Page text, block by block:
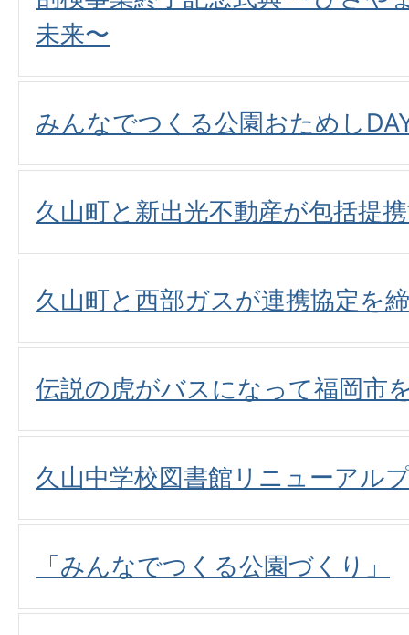
未来〜
みんなでつくる公園おためし
久山町と新出光不動産が包括提
久山町と西部ガスが連携協定を
伝説の虎がバスになって福岡市
久山中学校図書館リニューアル
「みんなでつくる公園づくり」